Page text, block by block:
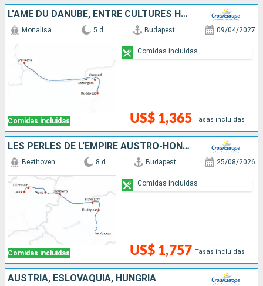
L'ÂME DU DANUBE, ENTRE CULTURES HONGROISE ET SLAVE
Comidas incluidas
Monalisa 5 d Budapest 09/04/2027
US$ 1,365 Tasas incluidas
Comidas incluidas
LES PERLES DE L'EMPIRE AUSTRO-HONGROIS
Comidas incluidas
Beethoven 8 d Budapest 25/08/2026
US$ 1,757 Tasas incluidas
Comidas incluidas
AUSTRIA, ESLOVAQUIA, HUNGRÍA